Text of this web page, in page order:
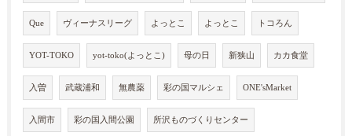
Que ヴィーナスリーグ よっとこ よっとこ トコろん
YOT-TOKO yot-toko(よっとこ) 母の日 新狭山 カカ食堂
入曽 武蔵浦和 無農薬 彩の国マルシェ ONE'sMarket
入間市 彩の国入間公園 所沢ものづくりセンター